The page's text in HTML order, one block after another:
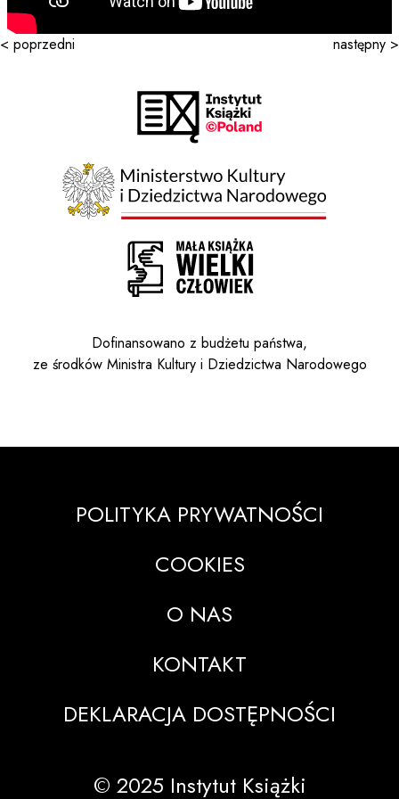
< poprzedni następny >
Dofinansowano z budżetu państwa,
ze środków Ministra Kultury i Dziedzictwa Narodowego
POLITYKA PRYWATNOŚCI
COOKIES
O NAS
KONTAKT
DEKLARACJA DOSTĘPNOŚCI
© 2025 Instytut Książki